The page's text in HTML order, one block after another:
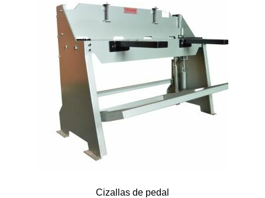
Cizallas de pedal